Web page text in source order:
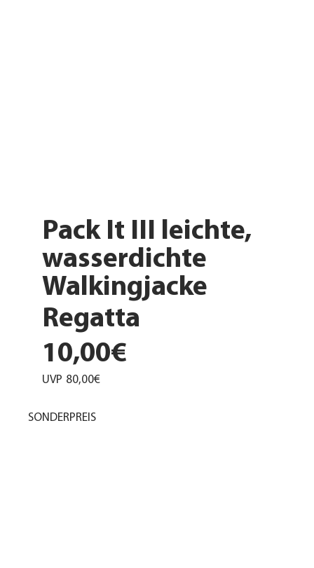
Pack It III leichte,
wasserdichte
Walkingjacke
Regatta
10,00€
UVP 80,00€
SONDERPREIS